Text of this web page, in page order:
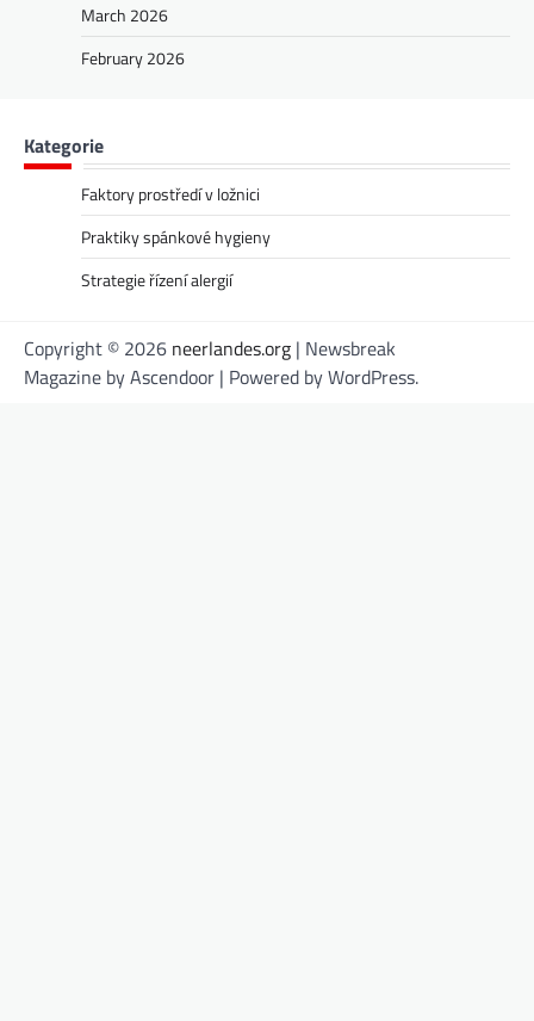
March 2026
February 2026
Kategorie
Faktory prostředí v ložnici
Praktiky spánkové hygieny
Strategie řízení alergií
Copyright © 2026 neerlandes.org | Newsbreak
Magazine byAscendoor | Powered byWordPress.